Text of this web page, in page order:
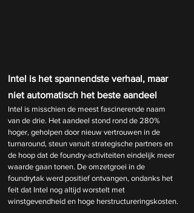
Intel is het spannendste verhaal, maar
niet automatisch het beste aandeel
Intel is misschien de meest fascinerende naam
van de drie. Het aandeel stond rond de 280%
hoger, geholpen door nieuw vertrouwen in de
turnaround, steun vanuit strategische partners en
de hoop dat de foundry-activiteiten eindelijk meer
waarde gaan tonen. De omzetgroei in de
foundrytak werd positief ontvangen, ondanks het
feit dat Intel nog altijd worstelt met
winstgevendheid en hoge herstructureringskosten.